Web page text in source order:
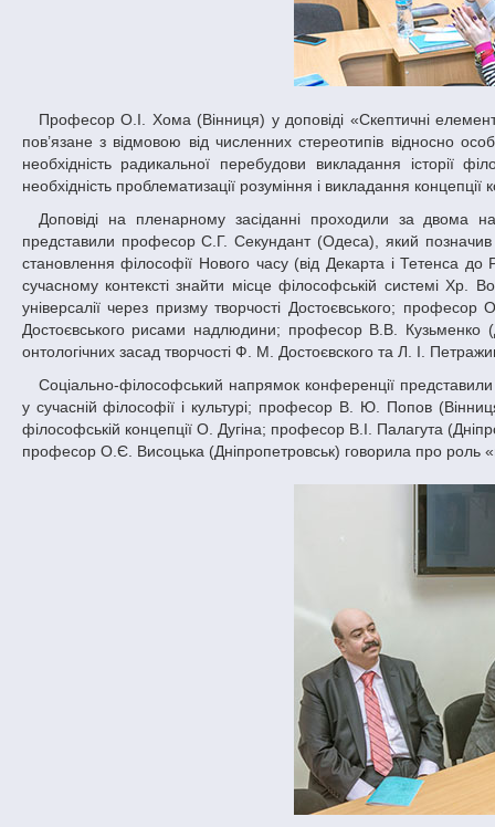
Професор О.І. Хома (Вінниця) у доповіді «Скептичні елементи Декартової медитації» розповів, що сучасне розуміння філософії Декарта
пов’язане з відмовою від численних стереотипів відносно
необхідність радикальної перебудови викладання історії
необхідність проблематизації розуміння і викладання
Доповіді на пленарному засіданні проходили за двома напрямками – історико-філософським та соціально-філософським. Перший
представили професор С.Г. Секундант (Одеса), який позначив
становлення філософії Нового часу (від Декарта і Тетенса
сучасному контексті знайти місце філософській системі Хр.
універсалії через призму творчості Достоєвського;
Достоєвського рисами надлюдини; професор В.В. Кузьменко
онтологічних засад творчості Ф. М. Достоєвского та Л. І.
Соціально-філософський напрямок конференції представили Є.Р.Борінштейн (Одеса), який вказав на протиріччя поняття «толерантність»
у сучасній філософії і культурі; професор В. Ю. Попов
філософській концепції О. Дугіна; професор В.І. Палагута
професор О.Є. Висоцька (Дніпропетровськ) говорила про роль